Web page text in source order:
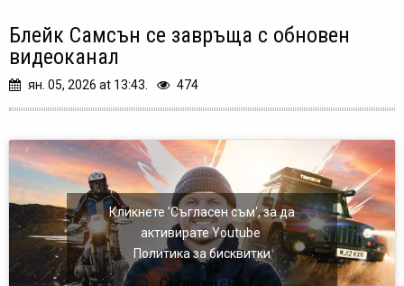
Блейк Самсън се завръща с обновен
видеоканал
ян. 05, 2026 at 13:43. 474
Кликнете 'Съгласен съм', за да
активирате Youtube
Политика за бисквитки